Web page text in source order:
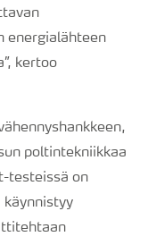
energialähteen
kertoo
poltintekniikkaa
testeissä on
käynnistyy